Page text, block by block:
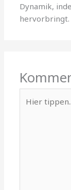
Dynamik,
hervorbringt.
tippen...